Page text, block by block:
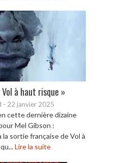
à haut risque »
- 22 janvier 2025
cette dernière dizaine
Mel Gibson :
sortie française de Vol à
Lire la suite